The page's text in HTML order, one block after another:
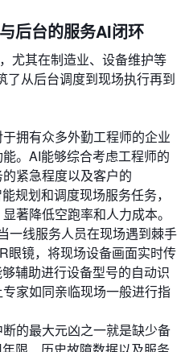
后台的服务AI闭环
尤其在制造业、设备维护等
了从后台调度到现场执行再到
于拥有众多外勤工程师的企业
。AI能够综合考虑工程师的
紧急程度以及客户的
规划和调度现场服务任务，
著降低空跑率和人力成本。
一线服务人员在现场遇到棘手
眼镜，将现场设备画面实时传
辅助进行设备型号的自动识
家如同亲临现场一般进行指
断的最大元凶之一就是缺少备